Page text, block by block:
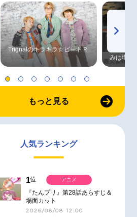
Trignalのキラキラ☆ビートＲ
みは塩だけ
もっと見る
人気ランキング
1位
『たんプリ』第28話あらすじ＆
場面カット
2026/08/08 12:00
アニメ